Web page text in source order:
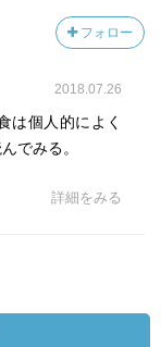
フォロー
2018.07.26
は個人的によく
でみる。
詳細をみる